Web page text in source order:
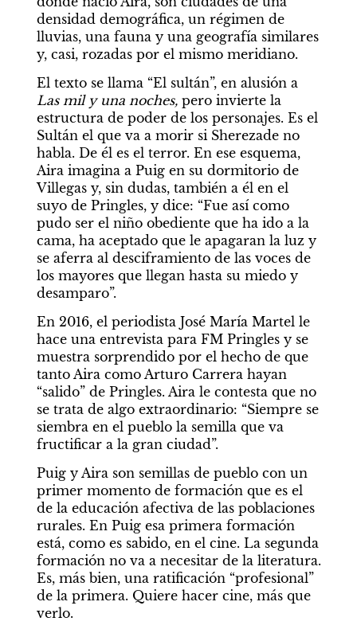
densidad demográfica, un régimen de
lluvias, una fauna y una geografía similares
y, casi, rozadas por el mismo meridiano.
El texto se llama “El sultán”, en alusión a
Las mil y una noches, pero invierte la
estructura de poder de los personajes. Es el
Sultán el que va a morir si Sherezade no
habla. De él es el terror. En ese esquema,
Aira imagina a Puig en su dormitorio de
Villegas y, sin dudas, también a él en el
suyo de Pringles, y dice: “Fue así como
pudo ser el niño obediente que ha ido a la
cama, ha aceptado que le apagaran la luz y
se aferra al desciframiento de las voces de
los mayores que llegan hasta su miedo y
desamparo”.
En 2016, el periodista José María Martel le
hace una entrevista para FM Pringles y se
muestra sorprendido por el hecho de que
tanto Aira como Arturo Carrera hayan
“salido” de Pringles. Aira le contesta que no
se trata de algo extraordinario: “Siempre se
siembra en el pueblo la semilla que va
fructificar a la gran ciudad”.
Puig y Aira son semillas de pueblo con un
primer momento de formación que es el
de la educación afectiva de las poblaciones
rurales. En Puig esa primera formación
está, como es sabido, en el cine. La segunda
formación no va a necesitar de la literatura.
Es, más bien, una ratificación “profesional”
de la primera. Quiere hacer cine, más que
verlo.